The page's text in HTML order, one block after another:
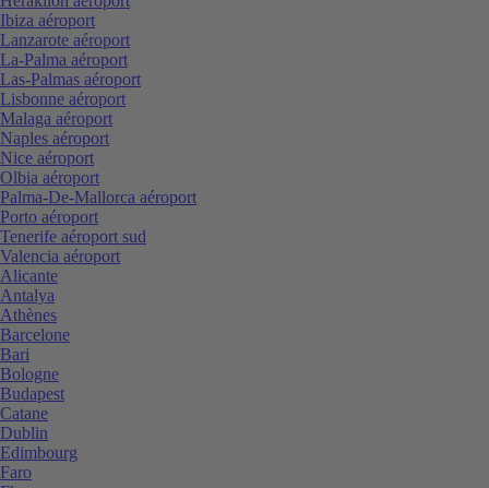
Ibiza aéroport
Lanzarote aéroport
La-Palma aéroport
Las-Palmas aéroport
Lisbonne aéroport
Malaga aéroport
Naples aéroport
Nice aéroport
Olbia aéroport
Palma-De-Mallorca aéroport
Porto aéroport
Tenerife aéroport sud
Valencia aéroport
Alicante
Antalya
Athènes
Barcelone
Bari
Bologne
Budapest
Catane
Dublin
Edimbourg
Faro